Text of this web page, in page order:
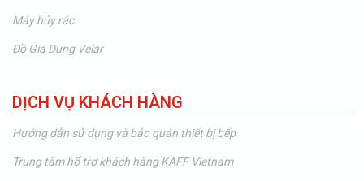
Máy hủy rác
Đồ Gia Dụng Velar
DỊCH VỤ KHÁCH HÀNG
Hướng dẫn sử dụng và bảo quản thiết bị bếp
Trung tâm hổ trợ khách hàng KAFF Vietnam